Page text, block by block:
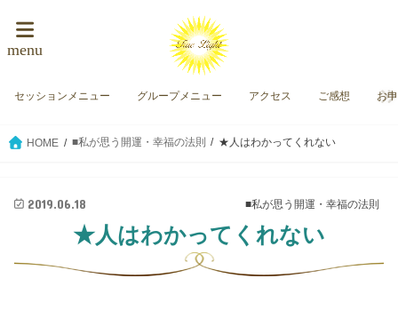
menu
セッションメニュー グループメニュー アクセス ご感想 お
HOME ■私が思う開運・幸福の法則 ★人はわかってくれない
■私が思う開運・幸福の法則
2019.06.18
★人はわかってくれない